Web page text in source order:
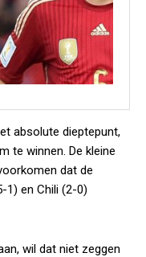
absolute dieptepunt,
te winnen. De kleine
dat de
1) en Chili (2-0)
wil dat niet zeggen